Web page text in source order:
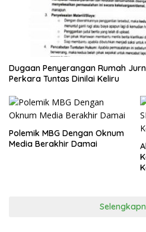
Dugaan Penyerangan Rumah
Perkara Tuntas Dinilai Keliru
Polemik MBG Dengan Oknum
Media Berakhir Damai